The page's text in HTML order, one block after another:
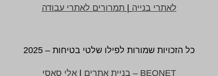
לאתרי בנייה | תמרורים לאתרי עבודה
כל הזכויות שמורות לפילו שלטי בטיחות – 2025
BEONET – בניית אתרים |אלי סאסי